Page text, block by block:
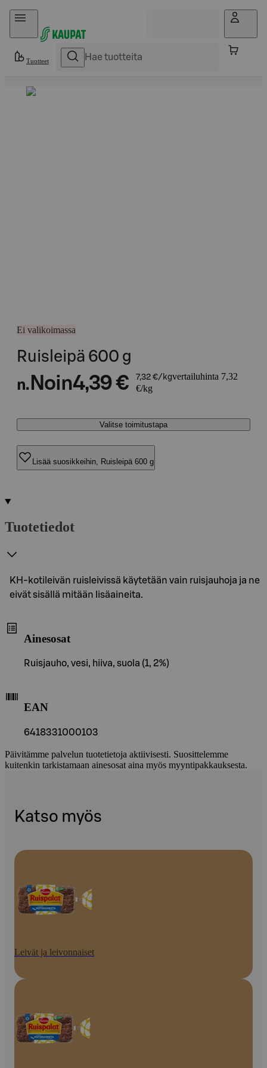
Hyppää sisältöön
Tuotteet
Ei valikoimassa
Ruisleipä 600 g
n. Noin4,39 € 7,32 €/kgvertailuhinta 7,32
€/kg
Valitse toimitustapa
Lisää suosikkeihin, Ruisleipä 600 g
Tuotetiedot
KH-kotileivän ruisleivissä käytetään vain ruisjauhoja ja ne
eivät sisällä mitään lisäaineita.
Ainesosat
Ruisjauho, vesi, hiiva, suola (1, 2%)
EAN
6418331000103
Päivitämme palvelun tuotetietoja aktiivisesti. Suosittelemme
kuitenkin tarkistamaan ainesosat aina myös myyntipakkauksesta.
Katso myös
Leivät ja leivonnaiset